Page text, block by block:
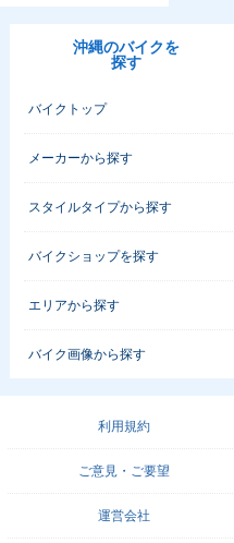
沖縄のバイクを
探す
バイクトップ
メーカーから探す
スタイルタイプから探す
バイクショップを探す
エリアから探す
バイク画像から探す
利用規約
ご意見・ご要望
運営会社